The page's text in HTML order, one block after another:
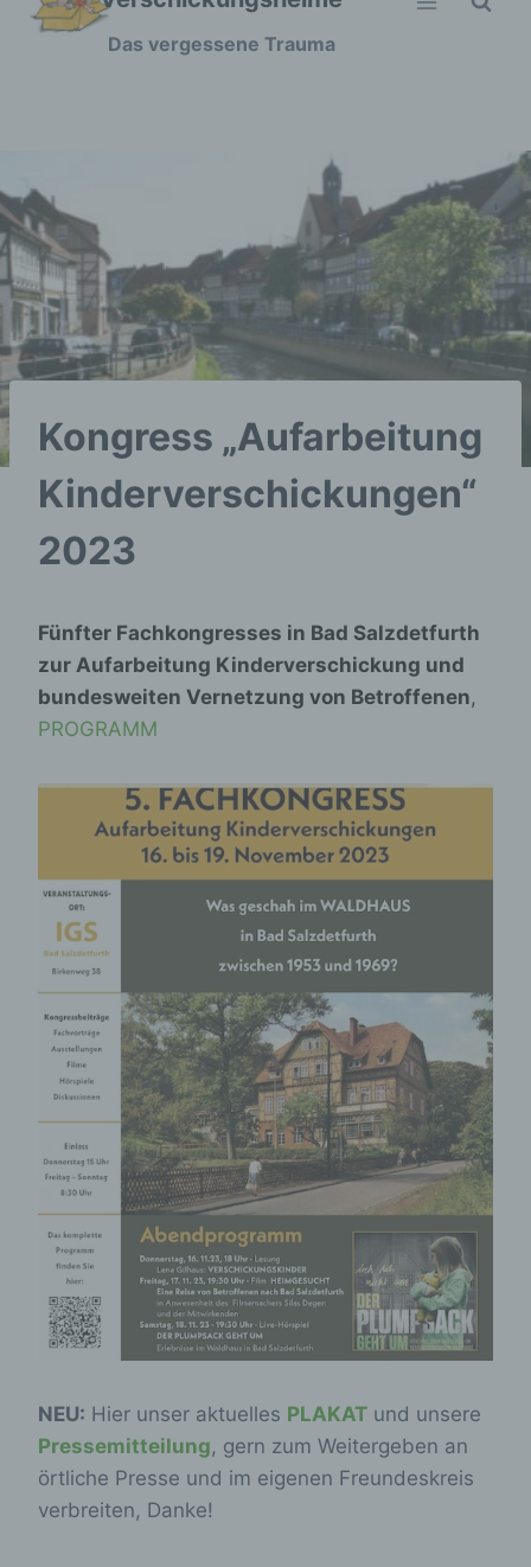
Zum
Das vergessene Trauma
Kongress „Aufarbeitung
Kinderverschickungen“
2023
Fünfter Fachkongresses in Bad Salzdetfurth
zur Aufarbeitung Kinderverschickung und
bundesweiten Vernetzung von Betroffenen,
PROGRAMM
NEU: Hier unser aktuelles PLAKAT und unsere
Pressemitteilung, gern zum Weitergeben an
örtliche Presse und im eigenen Freundeskreis
verbreiten, Danke!